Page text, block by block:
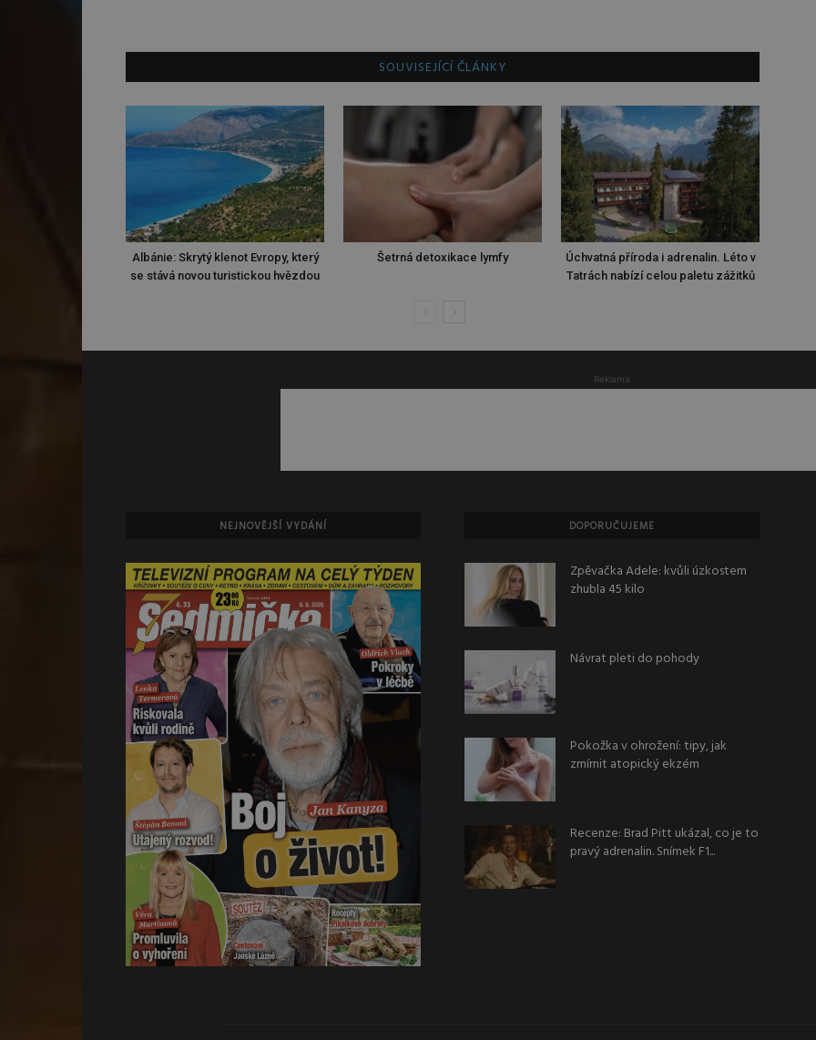
SOUVISEJÍCÍ ČLÁNKY
Albánie: Skrytý klenot Evropy, který
se stává novou turistickou hvězdou
Šetrná detoxikace lymfy
Úchvatná příroda i adrenalin. Léto v
Tatrách nabízí celou paletu zážitků
Reklama
NEJNOVĚJŠÍ VYDÁNÍ DOPORUČUJEME
Zpěvačka Adele: kvůli úzkostem
zhubla 45 kilo
Návrat pleti do pohody
Pokožka v ohrožení: tipy, jak
zmírnit atopický ekzém
Recenze: Brad Pitt ukázal, co je to
pravý adrenalin. Snímek F1...